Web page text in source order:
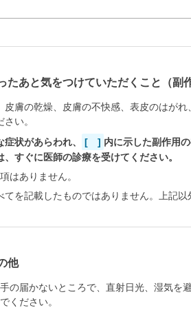
たあと気をつけていただくこと（副
皮膚の乾燥、皮膚の不快感、表皮のはが
い。
状があらわれ、
[ ] 内に示した副作用
すぐに医師の診療を受けてください。
はありません。
てを記載したものではありません。上記
他
の届かないところで、直射日光、湿気を
ください。